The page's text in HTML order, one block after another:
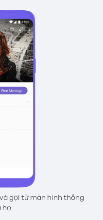
gọi từ màn hình thông
họ